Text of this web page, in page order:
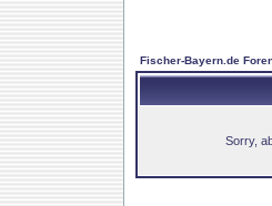
Fischer-Bayern.de
Sorry,